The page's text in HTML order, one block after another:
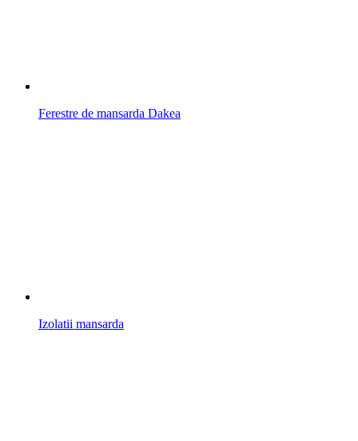
Ferestre de mansarda Dakea
Izolatii mansarda